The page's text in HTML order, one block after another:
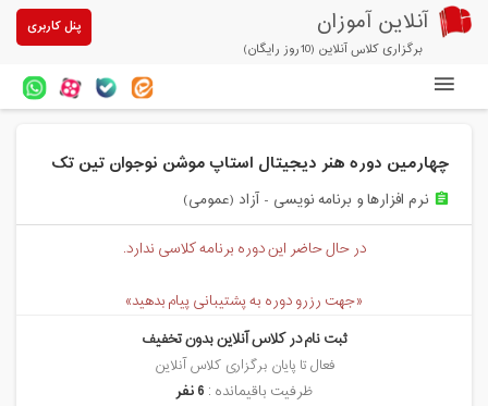
آنلاین آموزان
برگزاری کلاس آنلاین (10روز رایگان)
پنل کاربری
آزمون های آنلاین
خرید سرویس کلاس آنلاین
پیشنهادهای ویژه
تخفیفهای مشارکتی
درباره ما
چهارمین دوره هنر دیجیتال استاپ موشن نوجوان تین تک
assignment نرم افزارها و برنامه نویسی - آزاد (عمومی)
در حال حاضر این دوره برنامه کلاسی ندارد.
«جهت رزرو دوره به پشتیبانی پیام بدهید»
ثبت نام در کلاس آنلاین بدون تخفیف
فعال تا پایان برگزاری کلاس آنلاین
ظرفیت باقیمانده : 6 نفر